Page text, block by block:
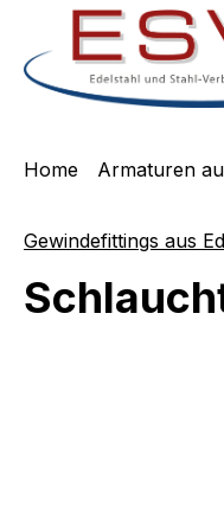
Hauptinhalt springen
Zur Suche springen
Zur
Home Armaturen
Gewindefittings aus